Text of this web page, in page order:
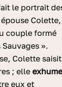
le portrait
Colette,
couple formé
».
Colette saisit
; elle
eux et